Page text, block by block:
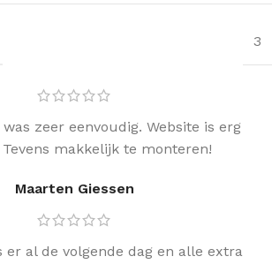
3
zeer eenvoudig. Website is erg
makkelijk te monteren!
Maarten Giessen
er al de volgende dag en alle extra